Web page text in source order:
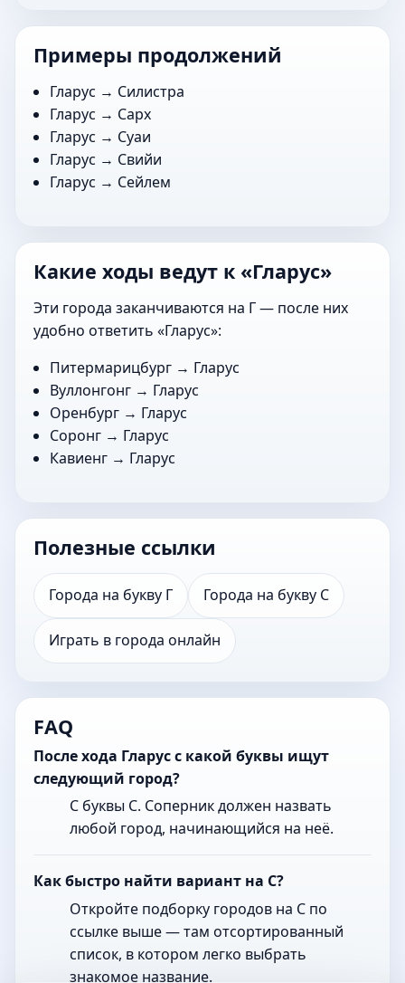
Примеры продолжений
Гларус → Силистра
Гларус → Сарх
Гларус → Суаи
Гларус → Свийи
Гларус → Сейлем
Какие ходы ведут к «Гларус»
Эти города заканчиваются на Г — после них
удобно ответить «Гларус»:
Питермарицбург → Гларус
Вуллонгонг → Гларус
Оренбург → Гларус
Соронг → Гларус
Кавиенг → Гларус
Полезные ссылки
Города на букву Г Города на букву С
Играть в города онлайн
FAQ
После хода Гларус с какой буквы ищут
следующий город?
С буквы С. Соперник должен назвать
любой город, начинающийся на неё.
Как быстро найти вариант на С?
Откройте подборку городов на С по
ссылке выше — там отсортированный
список, в котором легко выбрать
знакомое название.